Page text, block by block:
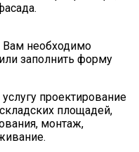
Вам необходимо
заполнить форму
проектирование
площадей,
монтаж,